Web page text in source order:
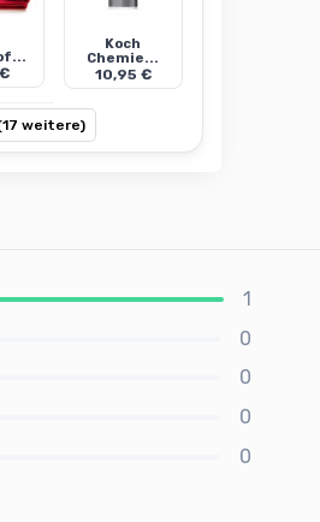
Koch
Chemie...
10,95 €
weitere)
1
0
0
0
0